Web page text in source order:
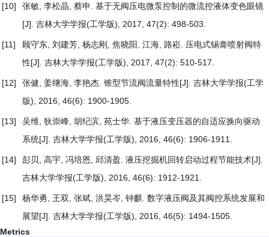
[10] 张敏, 李松晶, 蔡申. 基于无阀压电微泵控制的微流控液体变色眼镜
[J]. 吉林大学学报(工学版), 2017, 47(2): 498-503.
[11] 顾守东, 刘建芳, 杨志刚, 焦晓阳, 江海, 路崧. 压电式锡膏喷射阀特
性[J]. 吉林大学学报(工学版), 2017, 47(2): 510-517.
[12] 张健, 姜继海, 李艳杰. 锥型节流阀流量特性[J]. 吉林大学学报(工学
版), 2016, 46(6): 1900-1905.
[13] 吴维, 狄崇峰, 胡纪滨, 苑士华. 基于液压变压器的自适应换向驱动
系统[J]. 吉林大学学报(工学版), 2016, 46(6): 1906-1911.
[14] 彭贝, 高宇, 冯培恩, 邱清盈. 液压挖掘机回转启动过程节能技术[J].
吉林大学学报(工学版), 2016, 46(6): 1912-1921.
[15] 杨华勇, 王双, 张斌, 洪昊岑, 钟麒. 数字液压阀及其阀控系统发展和
展望[J]. 吉林大学学报(工学版), 2016, 46(5): 1494-1505.
Metrics